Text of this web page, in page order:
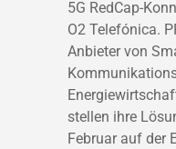
5G RedCap-
O2 Telefónica.
Anbieter von
stellen ihre
Februar auf der